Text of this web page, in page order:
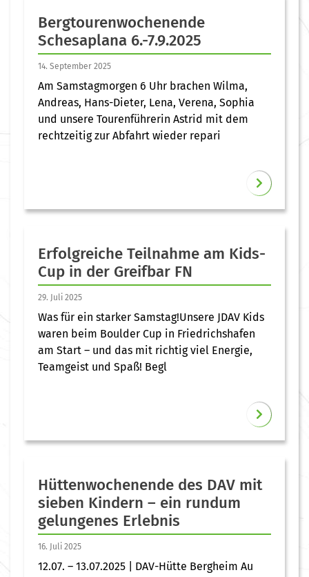
Bergtourenwochenende
Schesaplana 6.-7.9.2025
14. September 2025
Am Samstagmorgen 6 Uhr brachen Wilma,
Andreas, Hans-Dieter, Lena, Verena, Sophia
und unsere Tourenführerin Astrid mit dem
rechtzeitig zur Abfahrt wieder repari
Erfolgreiche Teilnahme am Kids-
Cup in der Greifbar FN
29. Juli 2025
Was für ein starker Samstag!Unsere JDAV Kids
waren beim Boulder Cup in Friedrichshafen
am Start – und das mit richtig viel Energie,
Teamgeist und Spaß! Begl
Hüttenwochenende des DAV mit
sieben Kindern – ein rundum
gelungenes Erlebnis
16. Juli 2025
12.07. – 13.07.2025 | DAV-Hütte Bergheim Au